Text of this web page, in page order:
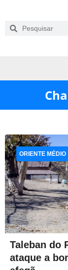
Taleban do
ataque a
ORIENTE MÉDIO